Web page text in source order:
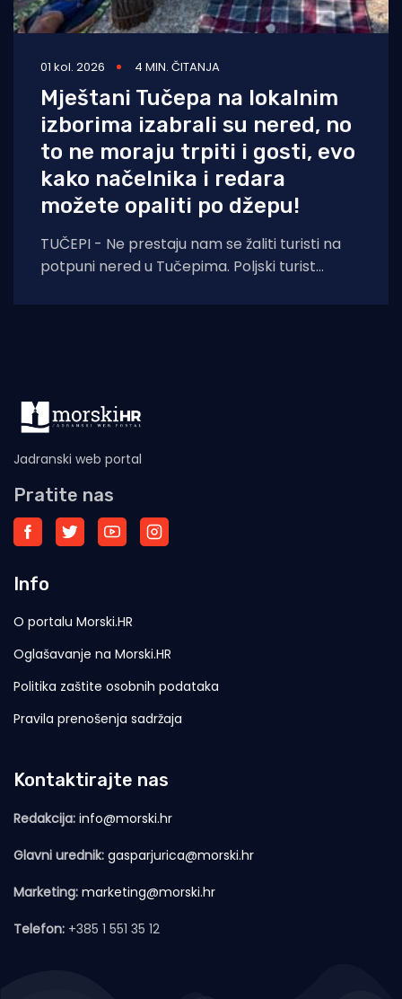
01 kol. 2026 4 MIN. ČITANJA
Mještani Tučepa na lokalnim
izborima izabrali su nered, no
to ne moraju trpiti i gosti, evo
kako načelnika i redara
možete opaliti po džepu!
TUČEPI - Ne prestaju nam se žaliti turisti na
potpuni nered u Tučepima. Poljski turist
Jadranski web portal
Pratite nas
Info
O portalu Morski.HR
Oglašavanje na Morski.HR
Politika zaštite osobnih podataka
Pravila prenošenja sadržaja
Kontaktirajte nas
Redakcija: info@morski.hr
Glavni urednik: gasparjurica@morski.hr
Marketing: marketing@morski.hr
Telefon: +385 1 551 35 12